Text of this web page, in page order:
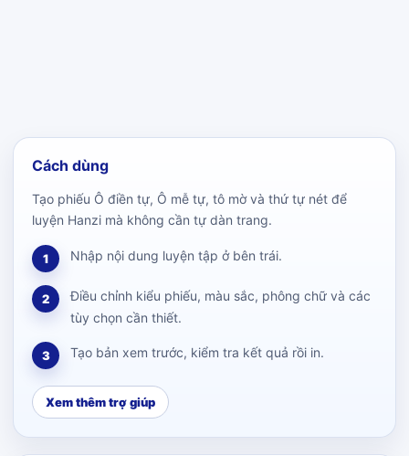
Cách dùng
Tạo phiếu Ô điền tự, Ô mễ tự, tô mờ và thứ tự nét để
luyện Hanzi mà không cần tự dàn trang.
1 Nhập nội dung luyện tập ở bên trái.
2
Điều chỉnh kiểu phiếu, màu sắc, phông chữ và các
tùy chọn cần thiết.
3 Tạo bản xem trước, kiểm tra kết quả rồi in.
Xem thêm trợ giúp